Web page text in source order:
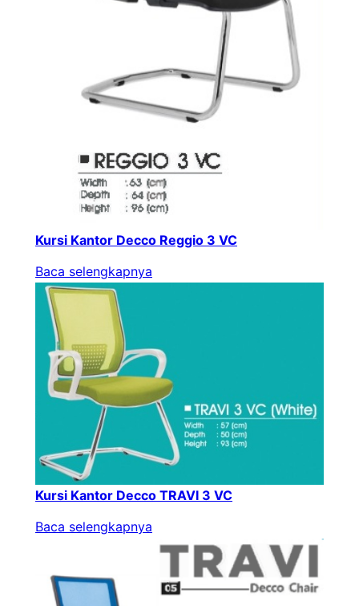
Kursi Kantor Decco Reggio 3 VC
Baca selengkapnya
Kursi Kantor Decco TRAVI 3 VC
Baca selengkapnya